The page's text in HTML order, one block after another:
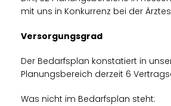
mit uns in Konkurrenz bei der
Versorgungsgrad
Der Bedarfsplan konstatiert in
Planungsbereich derzeit 6
Was nicht im Bedarfsplan steht: